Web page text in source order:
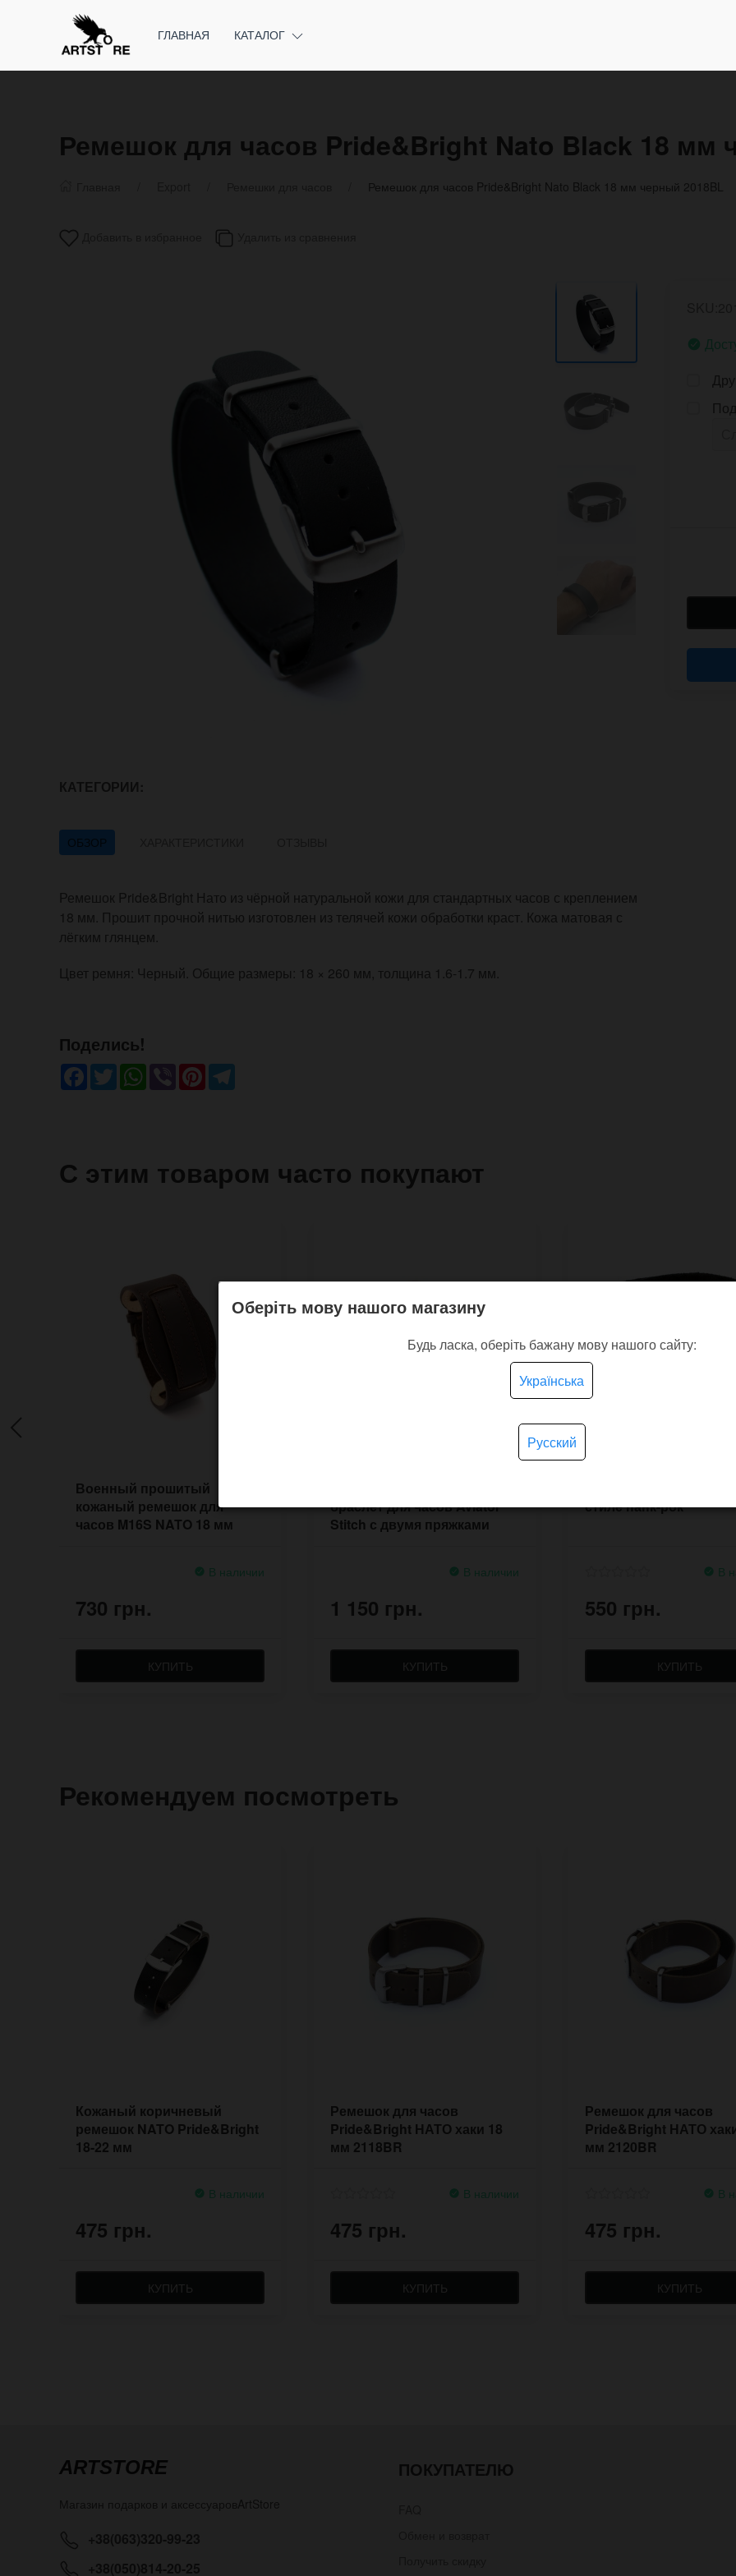
ГЛАВНАЯ КАТАЛОГ
Ремешок для часов Pride&Bright Nato Black 18 мм
Ремешок для часов Pride&Bright Nato Black 18 мм черный 2018BL
КАТЕГОРИИ:
ОБЗОР
Ремешок Pride&Bright Нато из чёрной натуральной кожи для стандартных часов с креплением
18 мм. Прошит прочной нитью изготовлен из телячей кожи обработки краст. Кожа матовая с
лёгким глянцем.
Цвет ремня: Черный. Общие размеры: 18 × 260 мм, толщина 1.6-1.7 мм.
Поделись!
Facebook
TwitterWhatsApp
ViberPinterest
С этим товаром часто покупают
Военный прошитый
кожаный ремешок для
часов M16S NATO 18 мм
В наличии
730 грн.
КУПИТЬ
браслет для часов Aviator
Stitch с двумя пряжками
В наличии
1 150 грн.
КУПИТЬ
стиле панк-рок
В
550 грн.
КУПИТЬ
Рекомендуем посмотреть
Кожаный коричневый
ремешок NATO Pride&Bright
18-22 мм
В наличии
475 грн.
КУПИТЬ
Ремешок для часов
Pride&Bright НАТО хаки 18
мм 2118BR
В наличии
475 грн.
КУПИТЬ
Ремешок для часов
Pride&Bright НАТО
мм 2120BR
В
475 грн.
КУПИТЬ
ARTSTORE ПОКУПАТЕЛЮ
Оберіть мову нашого магазину
Будь ласка, оберіть бажану мову нашого сайту:
Українська
Русский